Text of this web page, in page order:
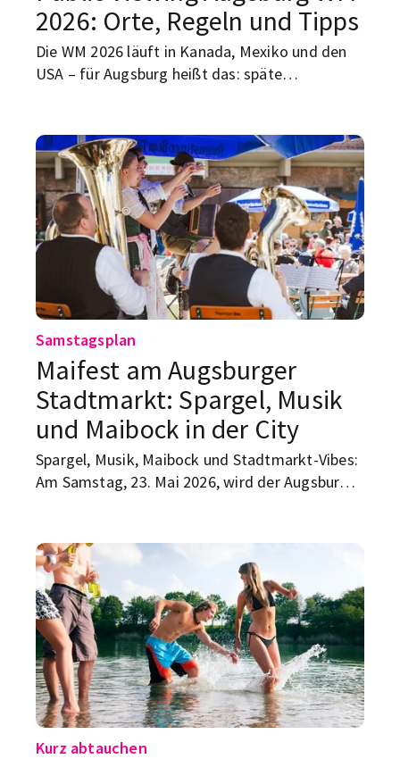
2026: Orte, Regeln und Tipps
Die WM 2026 läuft in Kanada, Mexiko und den
USA – für Augsburg heißt das: späte
Fußballabende.
Samstagsplan
Maifest am Augsburger
Stadtmarkt: Spargel, Musik
und Maibock in der City
Spargel, Musik, Maibock und Stadtmarkt-Vibes:
Am Samstag, 23. Mai 2026, wird der Augsburger
Pause vom Uni-Alltag haben.
Kurz abtauchen